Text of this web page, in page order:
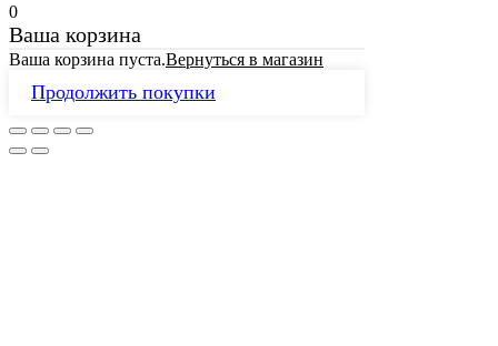
0
Ваша корзина
Ваша корзина пуста.Вернуться в магазин
Продолжить покупки